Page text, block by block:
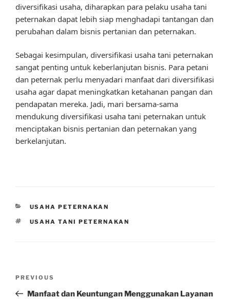
diversifikasi usaha, diharapkan para pelaku usaha tani
peternakan dapat lebih siap menghadapi tantangan dan
perubahan dalam bisnis pertanian dan peternakan.
Sebagai kesimpulan, diversifikasi usaha tani peternakan
sangat penting untuk keberlanjutan bisnis. Para petani
dan peternak perlu menyadari manfaat dari diversifikasi
usaha agar dapat meningkatkan ketahanan pangan dan
pendapatan mereka. Jadi, mari bersama-sama
mendukung diversifikasi usaha tani peternakan untuk
menciptakan bisnis pertanian dan peternakan yang
berkelanjutan.
CATEGORIES
USAHA PETERNAKAN
TAGS
USAHA TANI PETERNAKAN
Previous
Post
PREVIOUS
Manfaat dan Keuntungan Menggunakan Layanan